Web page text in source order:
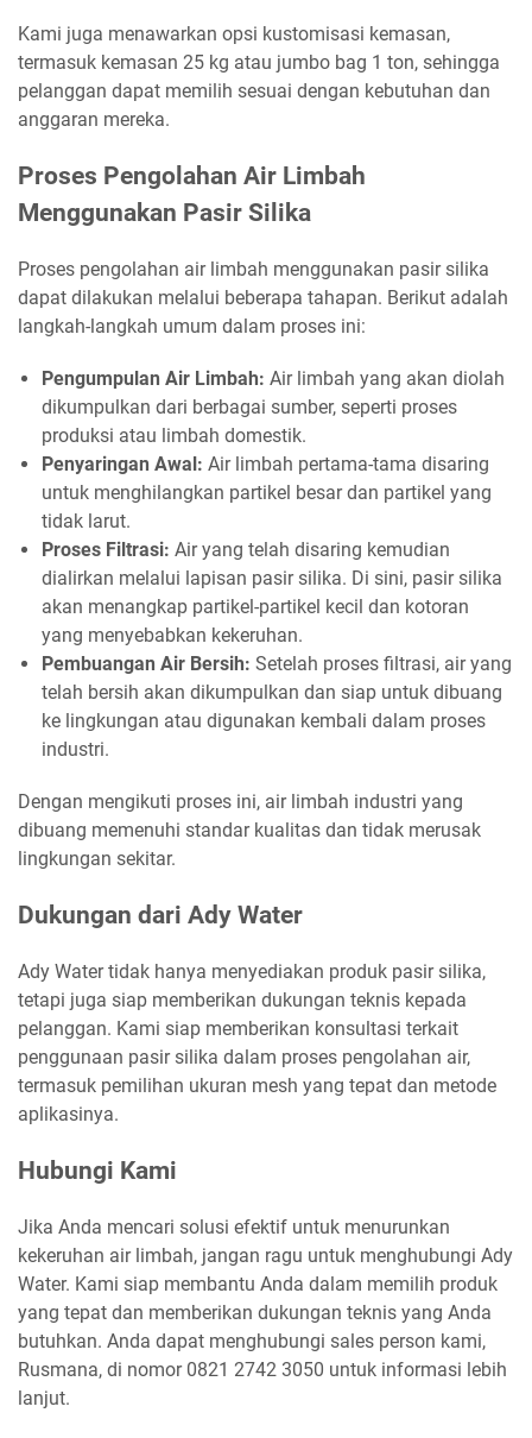
Kami juga menawarkan opsi kustomisasi kemasan,
termasuk kemasan 25 kg atau jumbo bag 1 ton, sehingga
pelanggan dapat memilih sesuai dengan kebutuhan dan
anggaran mereka.
Proses Pengolahan Air Limbah
Menggunakan Pasir Silika
Proses pengolahan air limbah menggunakan pasir silika
dapat dilakukan melalui beberapa tahapan. Berikut adalah
langkah-langkah umum dalam proses ini:
Pengumpulan Air Limbah: Air limbah yang akan diolah
dikumpulkan dari berbagai sumber, seperti proses
produksi atau limbah domestik.
Penyaringan Awal: Air limbah pertama-tama disaring
untuk menghilangkan partikel besar dan partikel yang
tidak larut.
Proses Filtrasi: Air yang telah disaring kemudian
dialirkan melalui lapisan pasir silika. Di sini, pasir silika
akan menangkap partikel-partikel kecil dan kotoran
yang menyebabkan kekeruhan.
Pembuangan Air Bersih: Setelah proses filtrasi, air yang
telah bersih akan dikumpulkan dan siap untuk dibuang
ke lingkungan atau digunakan kembali dalam proses
industri.
Dengan mengikuti proses ini, air limbah industri yang
dibuang memenuhi standar kualitas dan tidak merusak
lingkungan sekitar.
Dukungan dari Ady Water
Ady Water tidak hanya menyediakan produk pasir silika,
tetapi juga siap memberikan dukungan teknis kepada
pelanggan. Kami siap memberikan konsultasi terkait
penggunaan pasir silika dalam proses pengolahan air,
termasuk pemilihan ukuran mesh yang tepat dan metode
aplikasinya.
Hubungi Kami
Jika Anda mencari solusi efektif untuk menurunkan
kekeruhan air limbah, jangan ragu untuk menghubungi Ady
Water. Kami siap membantu Anda dalam memilih produk
yang tepat dan memberikan dukungan teknis yang Anda
butuhkan. Anda dapat menghubungi sales person kami,
Rusmana, di nomor 0821 2742 3050 untuk informasi lebih
lanjut.